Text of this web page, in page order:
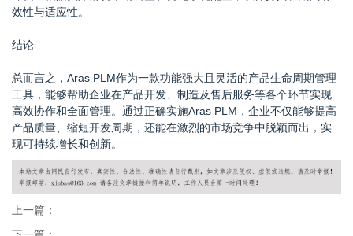
效性与适应性。
结论
总而言之，Aras PLM作为一款功能强大且灵活的产品生命周期管理
工具，能够帮助企业在产品开发、制造及售后服务等各个环节实现
高效协作和全面管理。通过正确实施Aras PLM，企业不仅能够提高
产品质量、缩短开发周期，还能在激烈的市场竞争中脱颖而出，实
现可持续增长和创新。
上一篇：